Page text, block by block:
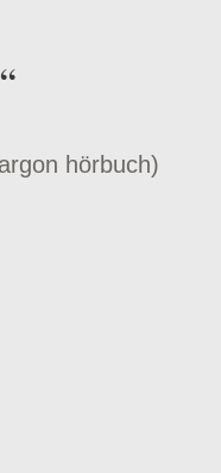
hörbuch)